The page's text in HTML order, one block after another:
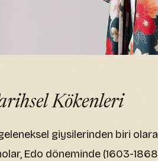
Kökenleri
geleneksel giysilerinden biri
Edo döneminde (1603-